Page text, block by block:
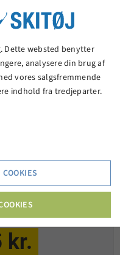
- Autumn maple
kr.
Dette websted benytter
analysere din brug af
vores salgsfremmende
indhold fra tredjeparter.